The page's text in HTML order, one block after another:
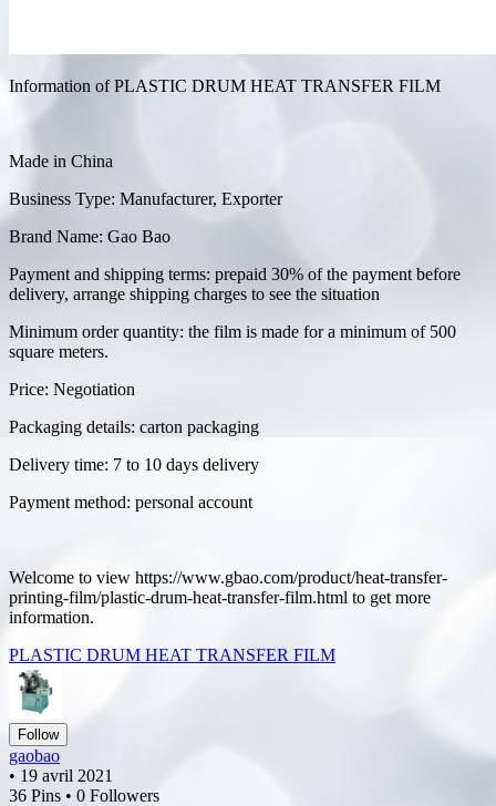
Information of PLASTIC DRUM HEAT TRANSFER FILM
Made in China
Business Type: Manufacturer, Exporter
Brand Name: Gao Bao
Payment and shipping terms: prepaid 30% of the payment before
delivery, arrange shipping charges to see the situation
Minimum order quantity: the film is made for a minimum of 500
square meters.
Price: Negotiation
Packaging details: carton packaging
Delivery time: 7 to 10 days delivery
Payment method: personal account
Welcome to view https://www.gbao.com/product/heat-transfer-
printing-film/plastic-drum-heat-transfer-film.html to get more
information.
PLASTIC DRUM HEAT TRANSFER FILM
Follow
gaobao
• 19 avril 2021
36 Pins • 0 Followers